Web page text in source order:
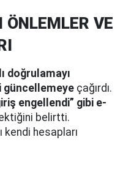
VE
doğrulamayı
çağırdı.
engellendi” gibi e-
belirtti.
kendi hesapları